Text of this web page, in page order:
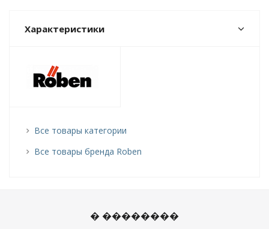
Характеристики
Все товары категории
Все товары бренда Roben
� ��������